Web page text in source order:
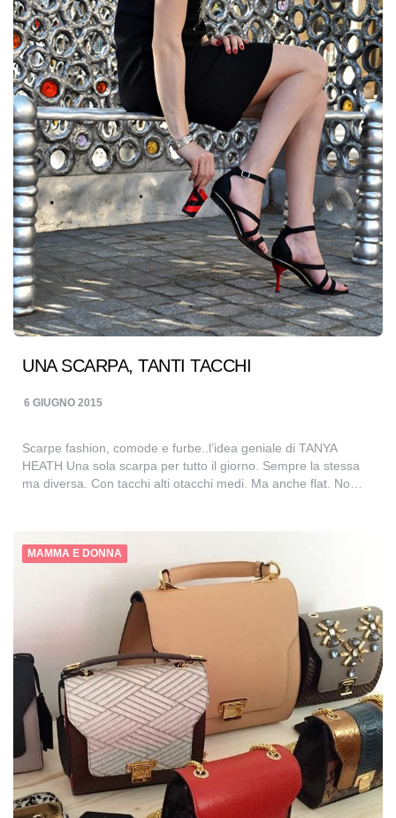
UNA SCARPA, TANTI TACCHI
6 GIUGNO 2015
Scarpe fashion, comode e furbe..l’idea geniale di TANYA
HEATH Una sola scarpa per tutto il giorno. Sempre la stessa
ma diversa. Con tacchi alti otacchi medi. Ma anche flat. No…
MAMMA E DONNA